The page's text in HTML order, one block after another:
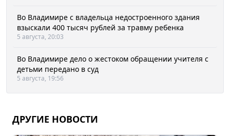
Во Владимире с владельца недостроенного здания
взыскали 400 тысяч рублей за травму ребенка
5 августа, 20:03
Во Владимире дело о жестоком обращении учителя с
детьми передано в суд
5 августа, 19:56
ДРУГИЕ НОВОСТИ